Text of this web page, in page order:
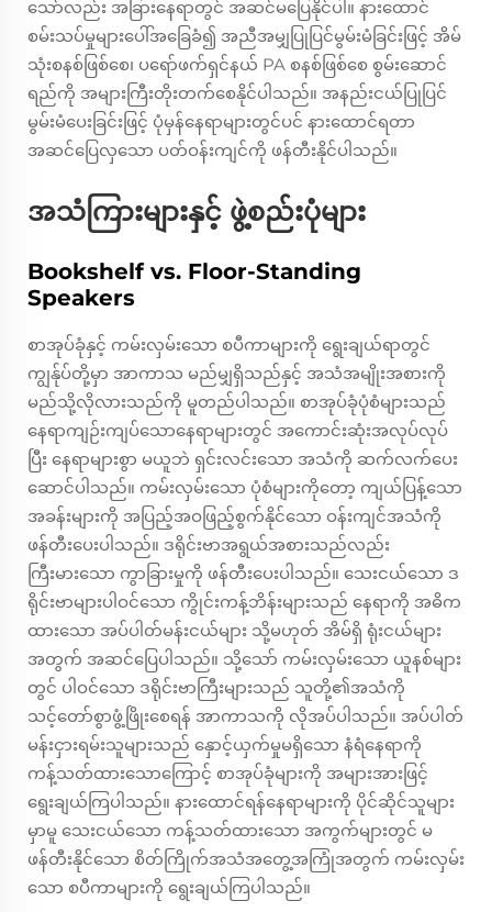
သော်လည်း အခြားနေရာတွင် အဆင်မပြေနိုင်ပါ။ နားထောင်
စမ်းသပ်မှုများပေါ်အခြေခံ၍ အညီအမျှပြုပြင်မွမ်းမံခြင်းဖြင့် အိမ်
သုံးစနစ်ဖြစ်စေ၊ ပရော်ဖက်ရှင်နယ် PA စနစ်ဖြစ်စေ စွမ်းဆောင်
ရည်ကို အများကြီးတိုးတက်စေနိုင်ပါသည်။ အနည်းငယ်ပြုပြင်
မွမ်းမံပေးခြင်းဖြင့် ပုံမှန်နေရာများတွင်ပင် နားထောင်ရတာ
အဆင်ပြေလှသော ပတ်ဝန်းကျင်ကို ဖန်တီးနိုင်ပါသည်။
အသံကြားများနှင့် ဖွဲ့စည်းပုံများ
Bookshelf vs. Floor-Standing
Speakers
စာအုပ်ခုံနှင့် ကမ်းလှမ်းသော စပီကာများကို ရွေးချယ်ရာတွင်
ကျွန်ုပ်တို့မှာ အာကာသ မည်မျှရှိသည်နှင့် အသံအမျိုးအစားကို
မည်သို့လိုလားသည်ကို မူတည်ပါသည်။ စာအုပ်ခုံပုံစံများသည်
နေရာကျဉ်းကျပ်သောနေရာများတွင် အကောင်းဆုံးအလုပ်လုပ်
ပြီး နေရာများစွာ မယူဘဲ ရှင်းလင်းသော အသံကို ဆက်လက်ပေး
ဆောင်ပါသည်။ ကမ်းလှမ်းသော ပုံစံများကိုတော့ ကျယ်ပြန့်သော
အခန်းများကို အပြည့်အဝဖြည့်စွက်နိုင်သော ဝန်းကျင်အသံကို
ဖန်တီးပေးပါသည်။ ဒရိုင်းဗာအရွယ်အစားသည်လည်း
ကြီးမားသော ကွာခြားမှုကို ဖန်တီးပေးပါသည်။ သေးငယ်သော ဒ
ရိုင်းဗာများပါဝင်သော ကွိုင်းကန့်ဘိန်းများသည် နေရာကို အဓိက
ထားသော အပ်ပါတ်မန်းငယ်များ သို့မဟုတ် အိမ်ရှိ ရုံးငယ်များ
အတွက် အဆင်ပြေပါသည်။ သို့သော် ကမ်းလှမ်းသော ယူနစ်များ
တွင် ပါဝင်သော ဒရိုင်းဗာကြီးများသည် သူတို့၏အသံကို
သင့်တော်စွာဖွံ့ဖြိုးစေရန် အာကာသကို လိုအပ်ပါသည်။ အပ်ပါတ်
မန်းငှားရမ်းသူများသည် နှောင့်ယှက်မှုမရှိသော နံရံနေရာကို
ကန့်သတ်ထားသောကြောင့် စာအုပ်ခုံများကို အများအားဖြင့်
ရွေးချယ်ကြပါသည်။ နားထောင်ရန်နေရာများကို ပိုင်ဆိုင်သူများ
မှာမူ သေးငယ်သော ကန့်သတ်ထားသော အကွက်များတွင် မ
ဖန်တီးနိုင်သော စိတ်ကြိုက်အသံအတွေ့အကြုံအတွက် ကမ်းလှမ်း
သော စပီကာများကို ရွေးချယ်ကြပါသည်။